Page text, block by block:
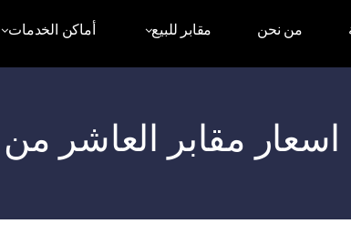
من نحن مقابر للبيع أماكن الخدمات